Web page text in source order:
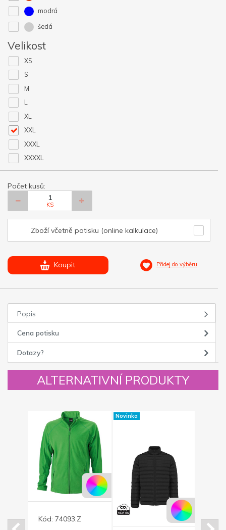
modrá
šedá
Velikost
XS
S
M
L
XL
XXL
XXXL
XXXXL
Počet kusů:
KS
Zboží včetně potisku (online kalkulace)
Koupit Přidej do výběru
Popis
Cena potisku
Dotazy?
ALTERNATIVNÍ PRODUKTY
Kód: 74093.Z
Novinka